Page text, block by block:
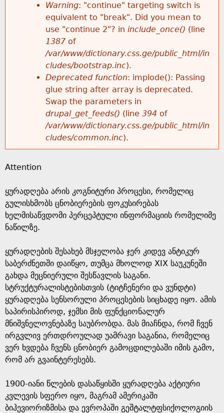
g
e
Warning: "continue" targeting switch is
equivalent to "break". Did you mean to
use "continue 2"? in include_once() (line
1387 of
/var/www/dictionary.css.ge/public_html/in
cludes/bootstrap.inc).
Deprecated function: implode(): Passing
glue string after array is deprecated.
Swap the parameters in
drupal_get_feeds() (line 394 of
/var/www/dictionary.css.ge/public_html/in
cludes/common.inc).
Attention
ყურადღება არის კოგნიტური პროცესი, რომელიც
გულისხმობს ცნობიერების ფოკუსირებას
ხელმისაწვდომი პერცეპტული ინფორმაციის რომელიმე
ნაწილზე.
ყურადღების შესახებ მსჯელობა ჯერ კიდევ ანტიკურ
საბერძნეთში დაიწყო, თუმცა მხოლოდ XIX საუკუნეში
გახდა მეცნიერული შესწავლის საგანი.
სტრუქტურალისტებისთვის (ტიტჩენერი და ვუნდტი)
ყურადღება სენსორული პროცესების სიცხადე იყო. ამის
საპირისპიროდ, ჯემსი მის ფუნქციონალურ
მნიშვნელოვნებაზე საუბრობდა. მას მიაჩნდა, რომ ჩვენ
ირგვლივ ერთდროულად უამრავი საგანია, რომელიც
ვერ ხვდება ჩვენს ცნობიერ გამოცდილებაში იმის გამო,
რომ არ გვაინტერესებს.
1900-იანი წლების დასაწყისში ყურადღება აქტიური
კვლევის სფერო იყო, მაგრამ ამერიკაში
ბიჰევიორიზმისა და ევროპაში გეშტალტფსიქოლოგიის